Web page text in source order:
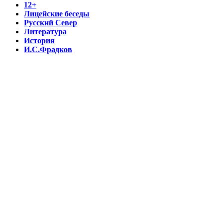
12+
Лицейские беседы
Русский Север
Литература
История
И.С.Фрадков